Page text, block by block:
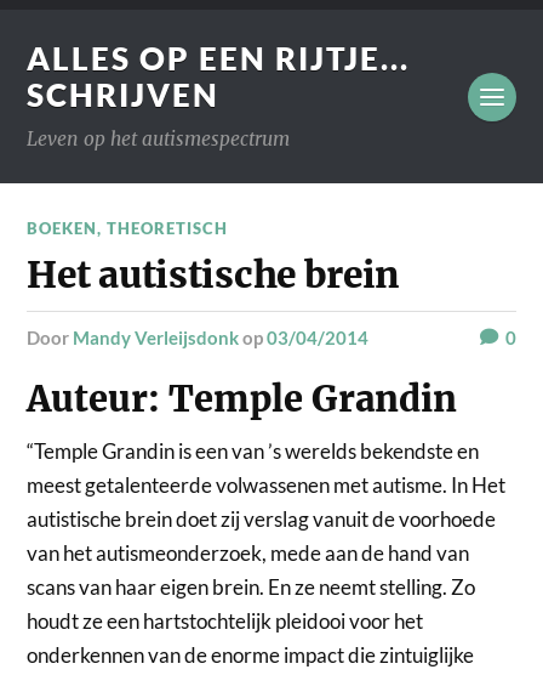
ALLES OP EEN RIJTJE...
SCHRIJVEN
Leven op het autismespectrum
BOEKEN,THEORETISCH
Het autistische brein
door Mandy Verleijsdonkop03/04/2014 0
Auteur: Temple Grandin
“Temple Grandin is een van ’s werelds bekendste en
meest getalenteerde volwassenen met autisme. In Het
autistische brein doet zij verslag vanuit de voorhoede
van het autismeonderzoek, mede aan de hand van
scans van haar eigen brein. En ze neemt stelling. Zo
houdt ze een hartstochtelijk pleidooi voor het
onderkennen van de enorme impact die zintuiglijke